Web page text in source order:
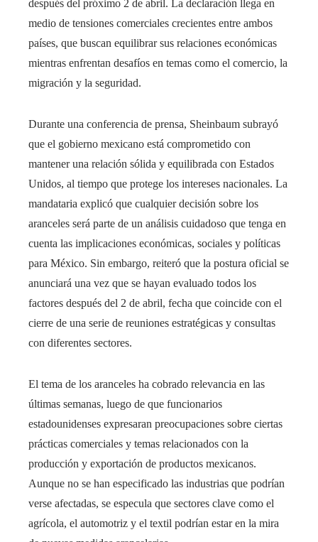
después del próximo 2 de abril. La declaración llega en
medio de tensiones comerciales crecientes entre ambos
países, que buscan equilibrar sus relaciones económicas
mientras enfrentan desafíos en temas como el comercio, la
migración y la seguridad.
Durante una conferencia de prensa, Sheinbaum subrayó
que el gobierno mexicano está comprometido con
mantener una relación sólida y equilibrada con Estados
Unidos, al tiempo que protege los intereses nacionales. La
mandataria explicó que cualquier decisión sobre los
aranceles será parte de un análisis cuidadoso que tenga en
cuenta las implicaciones económicas, sociales y políticas
para México. Sin embargo, reiteró que la postura oficial se
anunciará una vez que se hayan evaluado todos los
factores después del 2 de abril, fecha que coincide con el
cierre de una serie de reuniones estratégicas y consultas
con diferentes sectores.
El tema de los aranceles ha cobrado relevancia en las
últimas semanas, luego de que funcionarios
estadounidenses expresaran preocupaciones sobre ciertas
prácticas comerciales y temas relacionados con la
producción y exportación de productos mexicanos.
Aunque no se han especificado las industrias que podrían
verse afectadas, se especula que sectores clave como el
agrícola, el automotriz y el textil podrían estar en la mira